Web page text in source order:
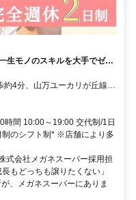
生モノのスキルを大手でゼロ
約4分、山万ユーカリが丘線
丘線 ユーカリが丘徒歩約10
間 10:00～19:00 交代制/1日
のシフト制* ※店舗により多
式会社メガネスーパー採用担
もどっちも譲りたくない」
、メガネスーパーにありま